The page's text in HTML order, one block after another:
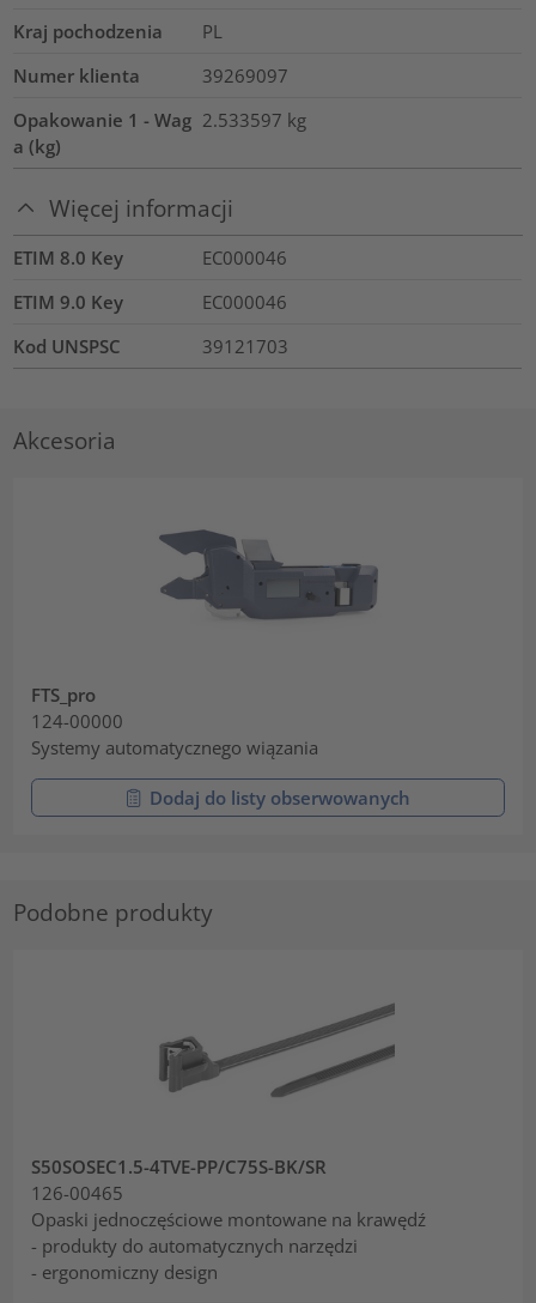
Kraj pochodzenia
PL
Numer klienta
39269097
Opakowanie 1 - Wag
a (kg)
2.533597 kg
Więcej informacji
ETIM 8.0 Key
EC000046
ETIM 9.0 Key
EC000046
Kod UNSPSC
39121703
Akcesoria
FTS_pro
124-00000
Systemy automatycznego wiązania
Dodaj do listy obserwowanych
Podobne produkty
S50SOSEC1.5-4TVE-PP/C75S-BK/SR
126-00465
Opaski jednoczęściowe montowane na krawędź
- produkty do automatycznych narzędzi
- ergonomiczny design